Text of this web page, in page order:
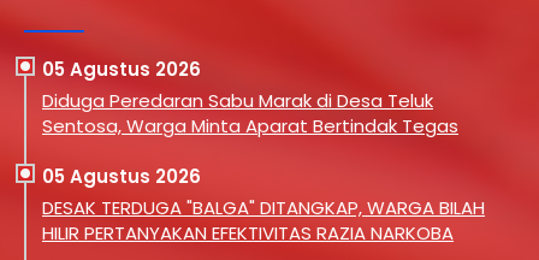
05 Agustus 2026
Diduga Peredaran Sabu Marak di Desa Teluk
Sentosa, Warga Minta Aparat Bertindak Tegas
05 Agustus 2026
DESAK TERDUGA "BALGA" DITANGKAP, WARGA BILAH
HILIR PERTANYAKAN EFEKTIVITAS RAZIA NARKOBA